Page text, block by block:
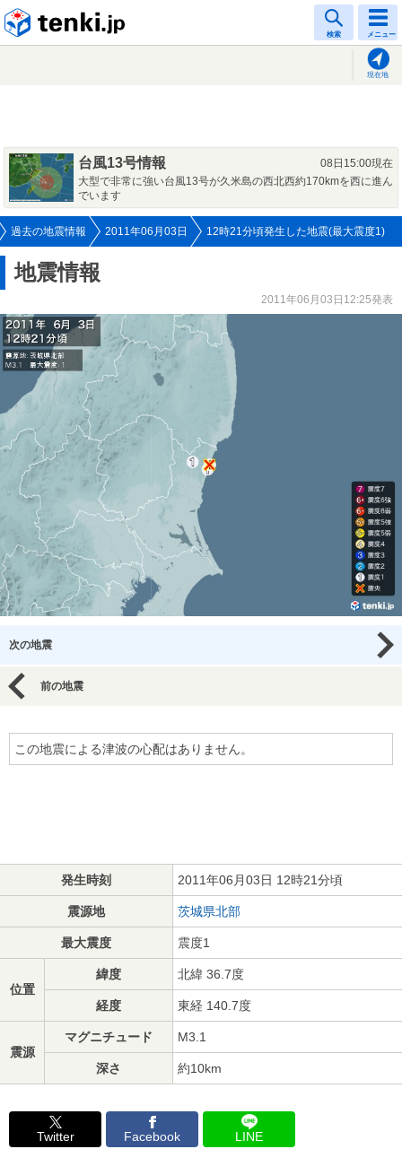
検索 メニュー
現在地
台風13号情報
08日15:00現在
大型で非常に強い台風13号が久米島の西北西約170kmを西に進ん
でいます
過去の地震情報 2011年06月03日 12時21分頃発生した地震(最大震度1)
地震情報
2011年06月03日12:25発表
次の地震
前の地震
この地震による津波の心配はありません。
発生時刻 2011年06月03日 12時21分頃
震源地 茨城県北部
最大震度 震度1
位置
緯度 北緯 36.7度
経度 東経 140.7度
震源
マグニチュード M3.1
深さ 約10km
Twitter Facebook LINE